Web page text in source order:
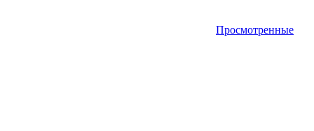
Просмотренные